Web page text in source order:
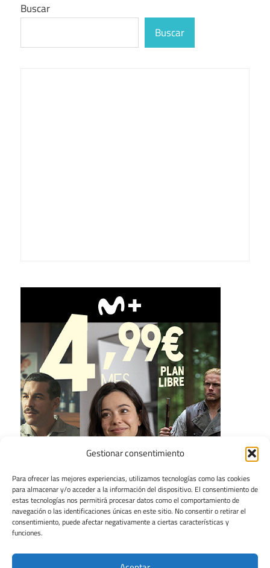
Gestionar consentimiento
Para ofrecer las mejores experiencias, utilizamos tecnologías como las cookies
para almacenar y/o acceder a la información del dispositivo. El consentimiento de
estas tecnologías nos permitirá procesar datos como el comportamiento de
navegación o las identificaciones únicas en este sitio. No consentir o retirar el
consentimiento, puede afectar negativamente a ciertas características y
funciones.
Buscar
Buscar